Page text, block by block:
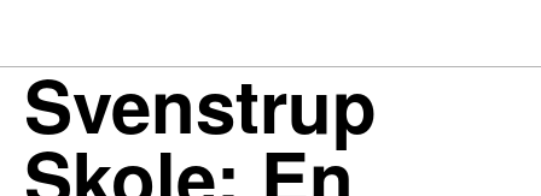
Svenstrup